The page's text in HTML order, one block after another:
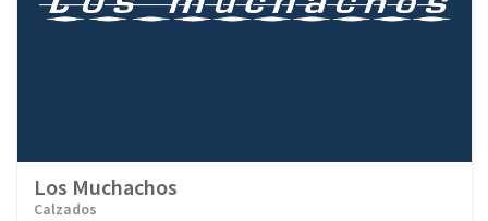
Los Muchachos
Calzados